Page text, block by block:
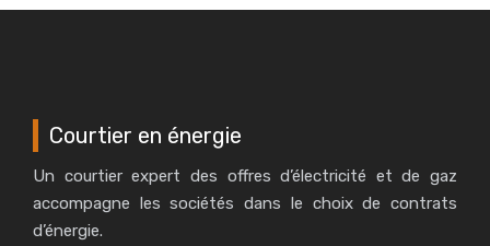
Courtier en énergie
Un courtier expert des offres d’électricité et de gaz
accompagne les sociétés dans le choix de contrats
d’énergie.